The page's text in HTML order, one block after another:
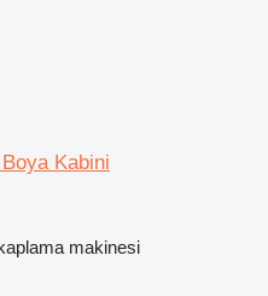
Kabini
makinesi